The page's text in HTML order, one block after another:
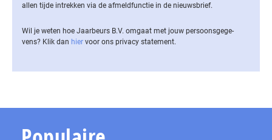
allen tijde intrekken via de af­meld­func­tie in de nieuwsbrief.
Wil je weten hoe Jaarbeurs B.V. omgaat met jouw per­soons­ge­ge­
vens? Klik dan hier voor ons privacy statement.